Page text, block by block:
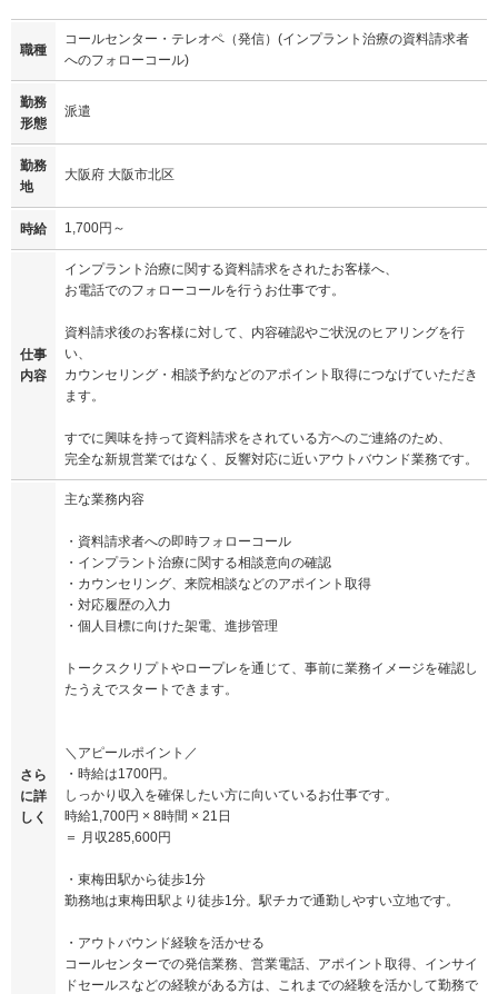
職種
コールセンター・テレオペ（発信）(インプラント治療の資料請求者
へのフォローコール)
勤務
形態
派遣
勤務
地
大阪府 大阪市北区
時給 1,700円～
仕事
内容
インプラント治療に関する資料請求をされたお客様へ、
お電話でのフォローコールを行うお仕事です。
資料請求後のお客様に対して、内容確認やご状況のヒアリングを行
い、
カウンセリング・相談予約などのアポイント取得につなげていただき
ます。
すでに興味を持って資料請求をされている方へのご連絡のため、
完全な新規営業ではなく、反響対応に近いアウトバウンド業務です。
さら
に詳
しく
主な業務内容
・資料請求者への即時フォローコール
・インプラント治療に関する相談意向の確認
・カウンセリング、来院相談などのアポイント取得
・対応履歴の入力
・個人目標に向けた架電、進捗管理
トークスクリプトやロープレを通じて、事前に業務イメージを確認し
たうえでスタートできます。
＼アピールポイント／
・時給は1700円。
しっかり収入を確保したい方に向いているお仕事です。
時給1,700円 × 8時間 × 21日
＝ 月収285,600円
・東梅田駅から徒歩1分
勤務地は東梅田駅より徒歩1分。駅チカで通勤しやすい立地です。
・アウトバウンド経験を活かせる
コールセンターでの発信業務、営業電話、アポイント取得、インサイ
ドセールスなどの経験がある方は、これまでの経験を活かして勤務で